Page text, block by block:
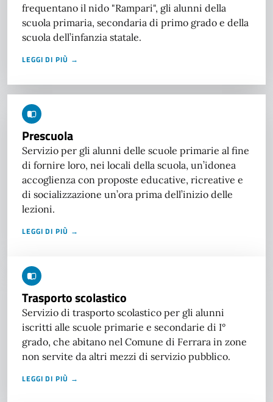
frequentano il nido "Rampari", gli alunni della
scuola primaria, secondaria di primo grado e della
scuola dell’infanzia statale.
LEGGI DI PIÙ →
Prescuola
Servizio per gli alunni delle scuole primarie al fine
di fornire loro, nei locali della scuola, un’idonea
accoglienza con proposte educative, ricreative e
di socializzazione un’ora prima dell’inizio delle
lezioni.
LEGGI DI PIÙ →
Trasporto scolastico
Servizio di trasporto scolastico per gli alunni
iscritti alle scuole primarie e secondarie di I°
grado, che abitano nel Comune di Ferrara in zone
non servite da altri mezzi di servizio pubblico.
LEGGI DI PIÙ →